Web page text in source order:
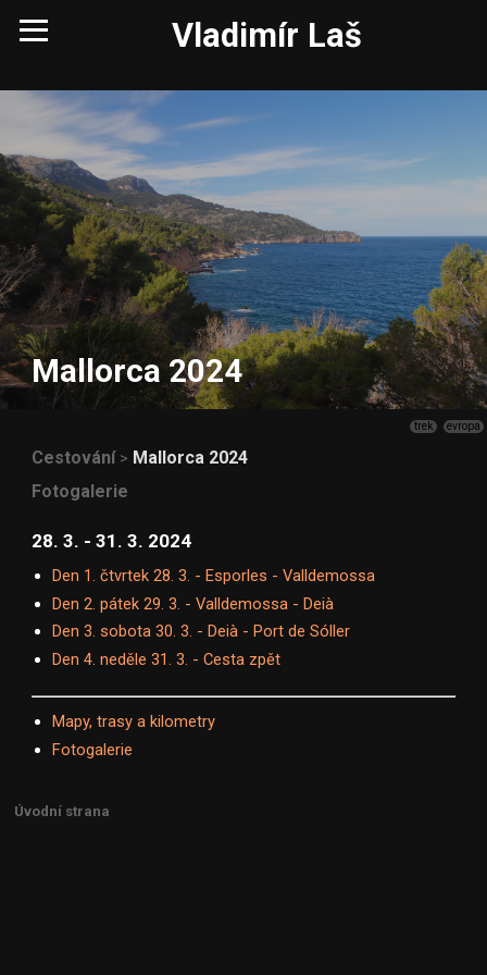
Vladimír Laš
Mallorca 2024
trek evropa
Cestování> Mallorca 2024
Fotogalerie
28. 3. - 31. 3. 2024
Den 1. čtvrtek 28. 3. - Esporles - Valldemossa
Den 2. pátek 29. 3. - Valldemossa - Deià
Den 3. sobota 30. 3. - Deià - Port de Sóller
Den 4. neděle 31. 3. - Cesta zpět
Mapy, trasy a kilometry
Fotogalerie
Úvodní strana